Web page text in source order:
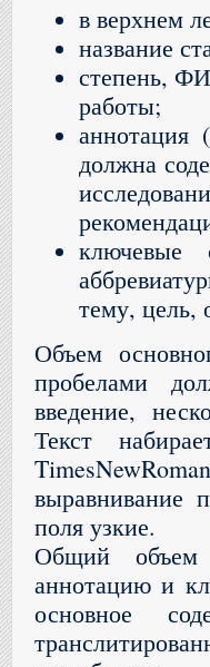
в верхнем
название
степень,
работы;
аннотация
должна
ключевые
тему, цель,
Объем
пробелами
введение,
Текст
поля узкие.
Общий объем
аннотацию и
основное